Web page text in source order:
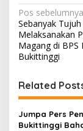
N
a
v
g
a
s
Pos sebelumnya
Sebanyak
Melaksanakan
Magang di BPS
Bukittinggi
Related
Jumpa Pers
Bukittinggi